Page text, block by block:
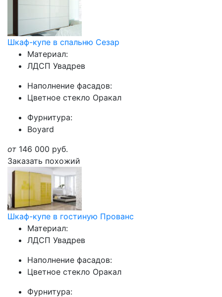
Шкаф-купе в спальню Сезар
Материал:
ЛДСП Увадрев
Наполнение фасадов:
Цветное стекло Оракал
Фурнитура:
Boyard
от 146 000 руб.
Заказать похожий
Шкаф-купе в гостиную Прованс
Материал:
ЛДСП Увадрев
Наполнение фасадов:
Цветное стекло Оракал
Фурнитура: